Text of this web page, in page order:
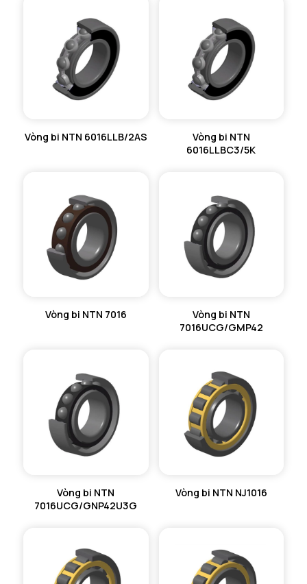
Vòng bi NTN 6016LLB/2AS
Vòng bi NTN
6016LLBC3/5K
Vòng bi NTN 7016
Vòng bi NTN
7016UCG/GMP42
Vòng bi NTN
7016UCG/GNP42U3G
Vòng bi NTN NJ1016